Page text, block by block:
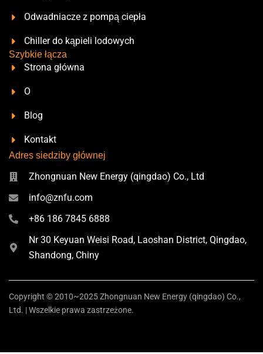
a
s
a
p
Odwadniacze z pompą ciepła
Chiller do kąpieli lodowych
Szybkie łącza
Strona główna
O
Blog
Kontakt
Adres siedziby głównej
Zhongnuan New Energy (qingdao) Co., Ltd
info@znfu.com
+86 186 7845 6888
Nr 30 Keyuan Weisi Road, Laoshan District, Qingdao,
Shandong, Chiny
Copyright © 2010~2025 Zhongnuan New Energy (qingdao) Co.,
Ltd. | Wszelkie prawa zastrzeżone.